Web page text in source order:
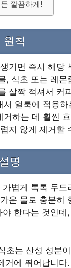
깔끔하게!
원칙
기면 즉시 해당
, 식초 또는 레몬
살짝 적셔서 커
얼룩에 적용
하는 데 훨씬
지 않게 제거할
명
볍게 톡톡 두드
운 물로 충분히
한다는 것인데
초는 산성 성분
에 뛰어납니다